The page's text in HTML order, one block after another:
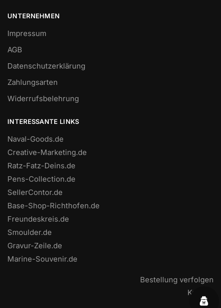
UNTERNEHMEN
Impressum
AGB
Datenschutzerklärung
Zahlungsarten
Widerrufsbelehrung
INTERESSANTE LINKS
Naval-Goods.de
Creative-Marketing.de
Ratz-Fatz-Deins.de
Pens-Collection.de
SellerContor.de
Base-Shop-Richthofen.de
Freundeskreis.de
Smoulder.de
Gravur-Zeile.de
Marine-Souvenir.de
Bestellung verfolgen
Kontakt
FAQ